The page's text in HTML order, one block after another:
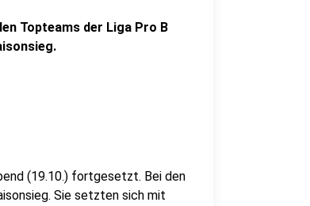
Topteams der Liga Pro B
(19.10.) fortgesetzt. Bei den
Sie setzten sich mit